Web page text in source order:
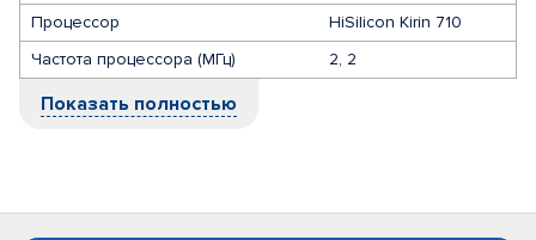
Процессор
HiSilicon Kirin 710
Частота процессора (МГц)
2, 2
Показать полностью